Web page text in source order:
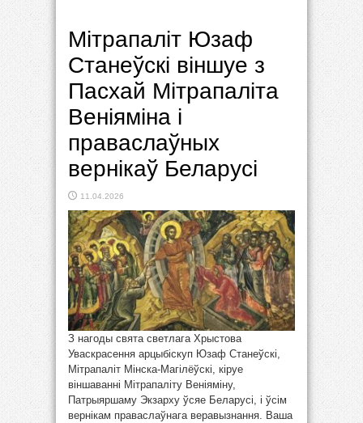
Мітрапаліт Юзаф
Станеўскі віншуе з
Пасхай Мітрапаліта
Веніяміна і
праваслаўных
вернікаў Беларусі
11.04.2026
З нагоды свята светлага Хрыстова
Уваскрасення арцыбіскуп Юзаф Станеўскі,
Мітрапаліт Мінска-Магілёўскі, кіруе
віншаванні Мітрапаліту Веніяміну,
Патрыяршаму Экзарху ўсяе Беларусі, і ўсім
вернікам праваслаўнага веравызнання. Ваша